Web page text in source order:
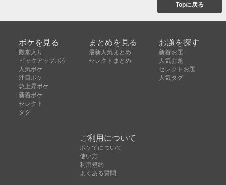
Topに戻る
ボケを見る
殿堂入り
ピックアップボケ
人気ボケ
注目ボケ
急上昇ボケ
新着ボケ
セレクト
タグ
まとめを見る
最新人気まとめ
セレクトまとめ
お題を探す
新着お題
人気お題
セレクトお題
人気タグ
ご利用について
ボケてについて
使い方
利用規約
よくある質問